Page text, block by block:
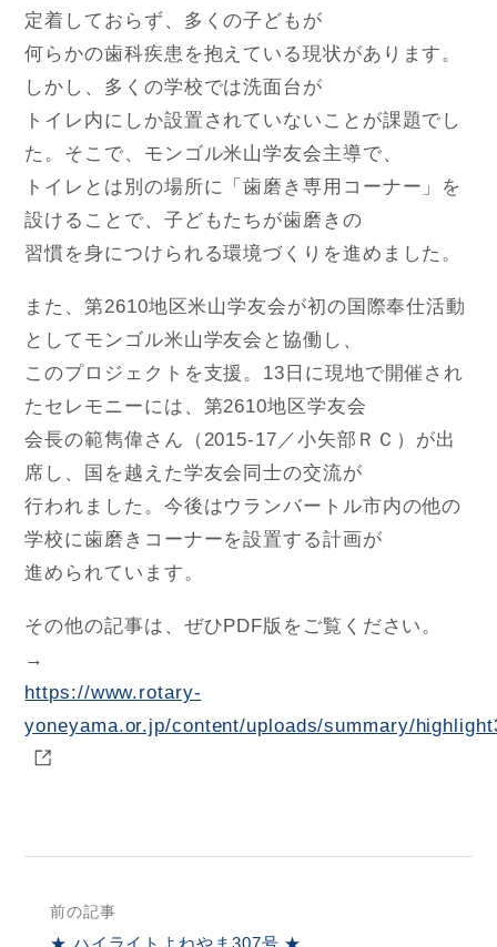
定着しておらず、多くの子どもが
何らかの歯科疾患を抱えている現状があります。
しかし、多くの学校では洗面台が
トイレ内にしか設置されていないことが課題でし
た。そこで、モンゴル米山学友会主導で、
トイレとは別の場所に「歯磨き専用コーナー」を
設けることで、子どもたちが歯磨きの
習慣を身につけられる環境づくりを進めました。
また、第2610地区米山学友会が初の国際奉仕活動
としてモンゴル米山学友会と協働し、
このプロジェクトを支援。13日に現地で開催され
たセレモニーには、第2610地区学友会
会長の範雋偉さん（2015-17／小矢部ＲＣ）が出
席し、国を越えた学友会同士の交流が
行われました。今後はウランバートル市内の他の
学校に歯磨きコーナーを設置する計画が
進められています。
その他の記事は、ぜひPDF版をご覧ください。
→
https://www.rotary-
yoneyama.or.jp/content/uploads/summary/
前の記事